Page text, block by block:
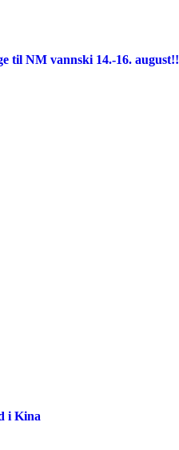
NM vannski 14.-16. august!!
i Kina